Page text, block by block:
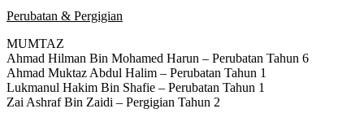
Perubatan & Pergigian
MUMTAZ
Ahmad Hilman Bin Mohamed Harun – Perubatan Tahun 6
Ahmad Muktaz Abdul Halim – Perubatan Tahun 1
Lukmanul Hakim Bin Shafie – Perubatan Tahun 1
Zai Ashraf Bin Zaidi – Pergigian Tahun 2